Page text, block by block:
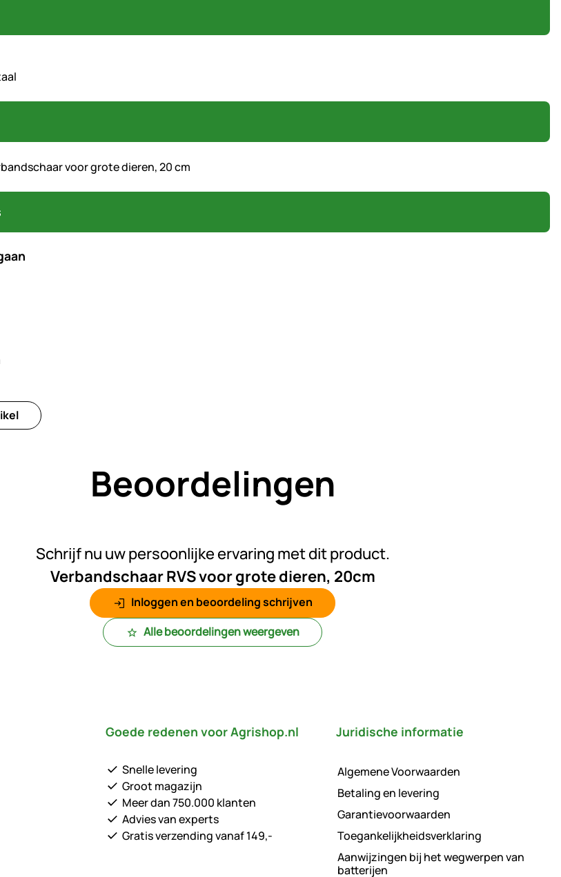
voor grote dieren, 20 cm
Beoordelingen
Schrijf nu uw persoonlijke ervaring met dit product.
Verbandschaar RVS voor grote dieren, 20cm
Inloggen en beoordeling schrijven
Alle beoordelingen weergeven
Goede redenen voor Agrishop.nl
Snelle levering
Groot magazijn
Meer dan 750.000 klanten
Advies van experts
Gratis verzending vanaf 149,-
Juridische informatie
Algemene Voorwaarden
Betaling en levering
Garantievoorwaarden
Toegankelijkheidsverklaring
Aanwijzingen bij het wegwerpen van
batterijen